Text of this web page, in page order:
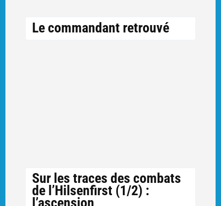
Le commandant retrouvé
Sur les traces des combats
de l’Hilsenfirst (1/2) :